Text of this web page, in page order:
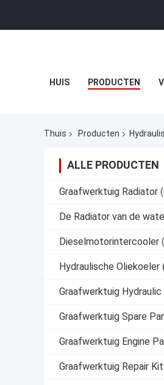
HUIS PRODUCTEN
Thuis Producten
ALLE PRODUCTEN
Graafwerktuig Radiator
De Radiator van de
Dieselmotorintercooler
Hydraulische Oliekoeler
Graafwerktuig
Graafwerktuig Spare
Graafwerktuig Engine
Graafwerktuig Repair